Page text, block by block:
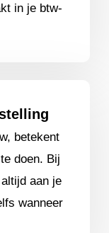
in je btw-
betekent
doen. Bij
aan je
wanneer